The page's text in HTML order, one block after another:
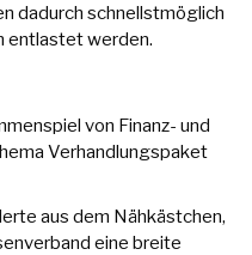
dadurch schnellstmöglich
entlastet werden.
von Finanz- und
Verhandlungspaket
aus dem Nähkästchen,
eine breite